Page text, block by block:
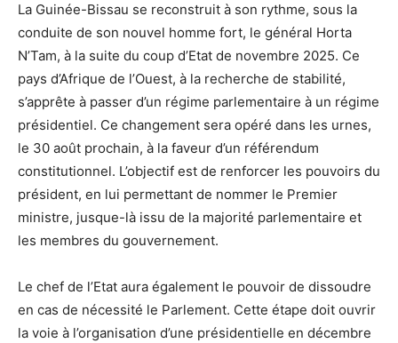
La Guinée-Bissau se reconstruit à son rythme, sous la
conduite de son nouvel homme fort, le général Horta
N’Tam, à la suite du coup d’Etat de novembre 2025. Ce
pays d’Afrique de l’Ouest, à la recherche de stabilité,
s’apprête à passer d’un régime parlementaire à un régime
présidentiel. Ce changement sera opéré dans les urnes,
le 30 août prochain, à la faveur d’un référendum
constitutionnel. L’objectif est de renforcer les pouvoirs du
président, en lui permettant de nommer le Premier
ministre, jusque-là issu de la majorité parlementaire et
les membres du gouvernement.
Le chef de l’Etat aura également le pouvoir de dissoudre
en cas de nécessité le Parlement. Cette étape doit ouvrir
la voie à l’organisation d’une présidentielle en décembre